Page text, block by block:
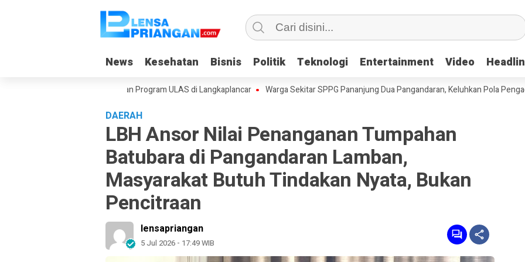
News Kesehatan Bisnis Politik Teknologi Entertainment Video
News Kesehatan Bisnis Politik Teknologi Entertainment Video
Pajajaran Luncurkan Program ULAS di Langkaplancar Warga Sekitar SPPG Pananjung Dua Pangandaran, Keluhkan Pola Pengadaan
DAERAH
LBH Ansor Nilai Penanganan Tumpahan
Batubara di Pangandaran Lamban,
Masyarakat Butuh Tindakan Nyata, Bukan
Pencitraan
lensapriangan
5 Jul 2026 - 17:49 WIB